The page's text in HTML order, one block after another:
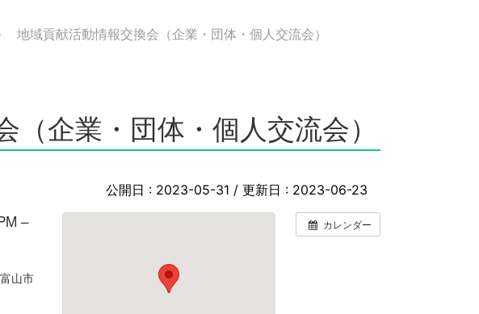
地域貢献活動情報交換会（企業・団体・個人交流会）
企業・団体・個人交流会）
公開日 : 2023-05-31 / 更新日 : 2023-06-23
カレンダー
–
山市